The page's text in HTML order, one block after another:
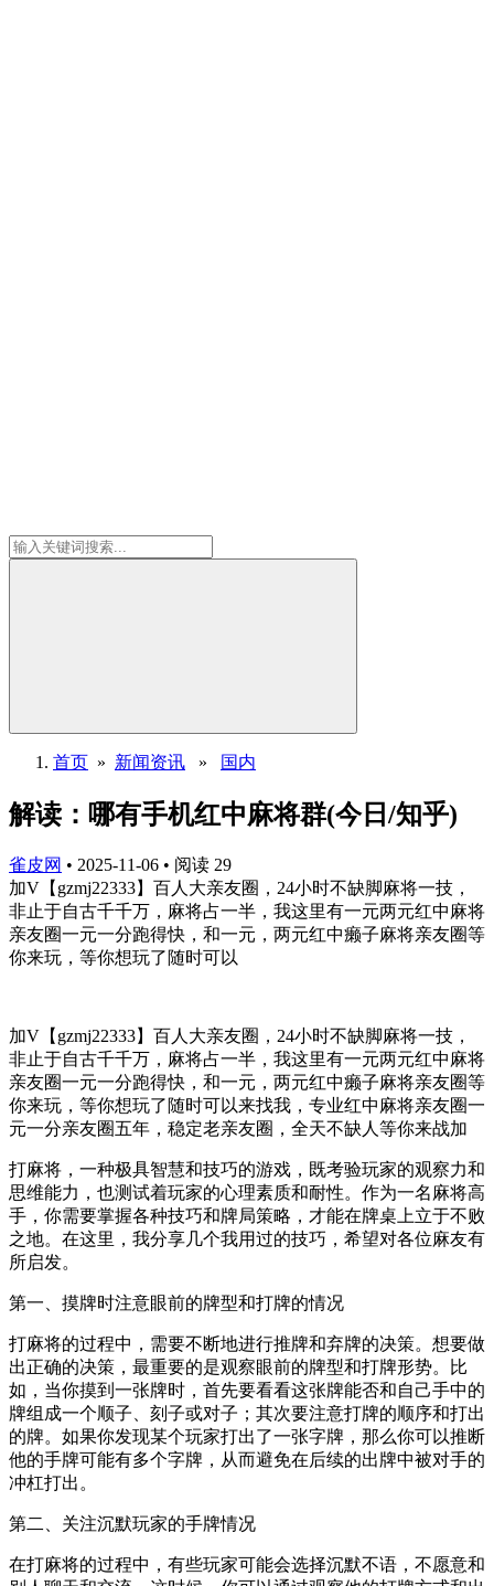
首页 » 新闻资讯 » 国内
解读：哪有手机红中麻将群(今日/知乎)
雀皮网 • 2025-11-06 • 阅读 29
加V【gzmj22333】百人大亲友圈，24小时不缺脚麻将一技，
非止于自古千千万，麻将占一半，我这里有一元两元红中麻将
亲友圈一元一分跑得快，和一元，两元红中癞子麻将亲友圈等
你来玩，等你想玩了随时可以
加V【gzmj22333】百人大亲友圈，24小时不缺脚麻将一技，
非止于自古千千万，麻将占一半，我这里有一元两元红中麻将
亲友圈一元一分跑得快，和一元，两元红中癞子麻将亲友圈等
你来玩，等你想玩了随时可以来找我，专业红中麻将亲友圈一
元一分亲友圈五年，稳定老亲友圈，全天不缺人等你来战加
打麻将，一种极具智慧和技巧的游戏，既考验玩家的观察力和
思维能力，也测试着玩家的心理素质和耐性。作为一名麻将高
手，你需要掌握各种技巧和牌局策略，才能在牌桌上立于不败
之地。在这里，我分享几个我用过的技巧，希望对各位麻友有
所启发。
第一、摸牌时注意眼前的牌型和打牌的情况
打麻将的过程中，需要不断地进行推牌和弃牌的决策。想要做
出正确的决策，最重要的是观察眼前的牌型和打牌形势。比
如，当你摸到一张牌时，首先要看看这张牌能否和自己手中的
牌组成一个顺子、刻子或对子；其次要注意打牌的顺序和打出
的牌。如果你发现某个玩家打出了一张字牌，那么你可以推断
他的手牌可能有多个字牌，从而避免在后续的出牌中被对手的
冲杠打出。
第二、关注沉默玩家的手牌情况
在打麻将的过程中，有些玩家可能会选择沉默不语，不愿意和